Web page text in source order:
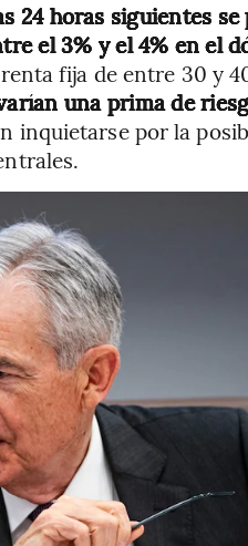
24 horas siguientes
el 3% y el 4% en el
fija de entre 30 y
una prima de
inquietarse por la